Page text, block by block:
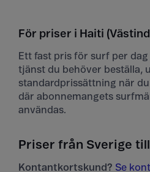
För priser i Haiti
Ett fast pris för surf per
tjänst du behöver beställa,
standardprissättning när
där abonnemangets
användas.
Priser från Sverige
Kontantkortskund? Se